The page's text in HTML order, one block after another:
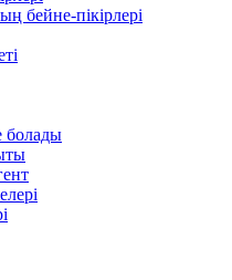
бейне-пікірлері
болады